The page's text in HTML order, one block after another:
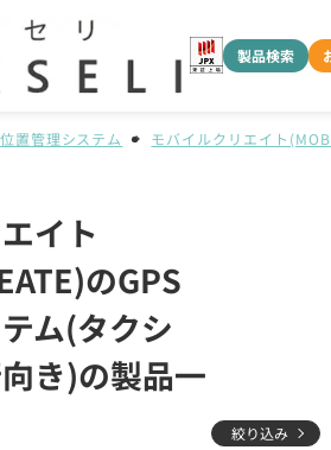
製品検索
置管理システム モバイルクリエイト
イト
のGPS
ム(タクシ
き)の製品一
絞り込み